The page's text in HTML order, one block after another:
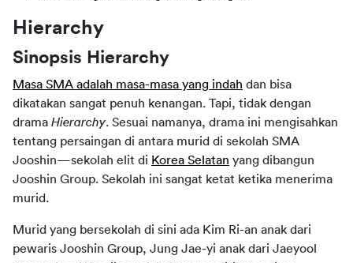
Hierarchy
Sinopsis Hierarchy
Masa SMA adalah masa-masa yang indah dan bisa
dikatakan sangat penuh kenangan. Tapi, tidak dengan
drama Hierarchy. Sesuai namanya, drama ini mengisahkan
tentang persaingan di antara murid di sekolah SMA
Jooshin—sekolah elit di Korea Selatan yang dibangun
Jooshin Group. Sekolah ini sangat ketat ketika menerima
murid.
Murid yang bersekolah di sini ada Kim Ri-an anak dari
pewaris Jooshin Group, Jung Jae-yi anak dari Jaeyool